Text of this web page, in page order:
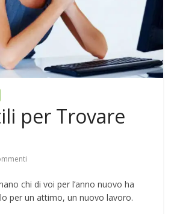
per Trovare
chi di voi per l’anno nuovo ha
per un attimo, un nuovo lavoro.